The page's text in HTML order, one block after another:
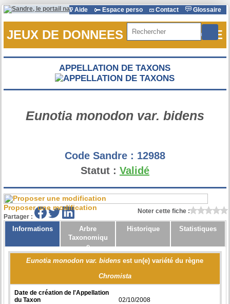
Aide Espace perso Contact Glossaire
Rechercher
JEUX DE DONNEES DE REFERENCE
APPELLATION DE TAXONS
Eunotia monodon var. bidens
Code Sandre : 12988
Statut : Validé
Proposer une modification Noter cette fiche :
Partager :
Informations
Arbre
Taxonomiqu
e
Historique Statistiques
Eunotia monodon var. bidensest un(e) variété du règne
Chromista
Date de création de l'Appellation
du Taxon
02/10/2008